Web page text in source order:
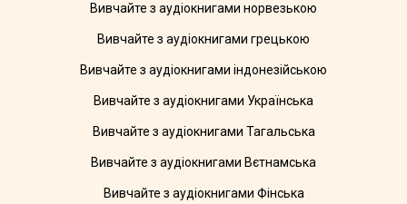
Вивчайте з аудіокнигами норвезькою
Вивчайте з аудіокнигами грецькою
Вивчайте з аудіокнигами індонезійською
Вивчайте з аудіокнигами Українська
Вивчайте з аудіокнигами Тагальська
Вивчайте з аудіокнигами Вєтнамська
Вивчайте з аудіокнигами Фінська